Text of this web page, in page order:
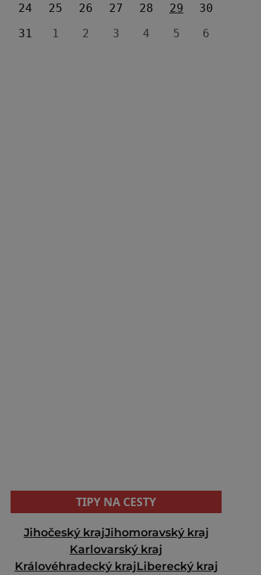
24
25 26 27 28 29
30
31
1 2 3 4 5 6
TIPY NA CESTY
Jihočeský krajJihomoravský kraj
Karlovarský kraj
Královéhradecký krajLiberecký kraj